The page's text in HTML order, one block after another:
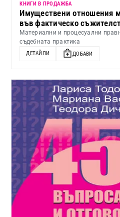
КНИГИ В ПРОДАЖБА
Имуществени отношения
във фактическо
Материални и процесуални
съдебната практика
ДЕТАЙЛИ ДОБАВИ